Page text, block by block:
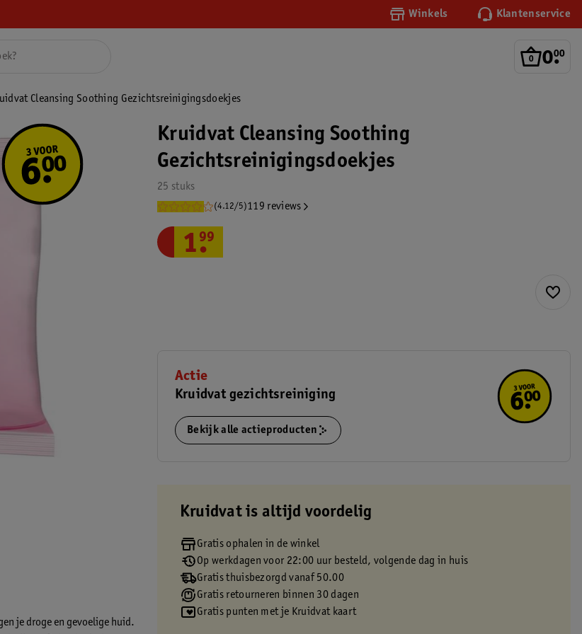
Winkels Klantenservice
0.
00
Cleansing Soothing Gezichtsreinigingsdoekjes
je droge en gevoelige huid.
Kruidvat Cleansing Soothing
Gezichtsreinigingsdoekjes
25 stuks
(4.12/5)119 reviews
1.
99
Actie
Kruidvat gezichtsreiniging
Bekijk alle actieproducten
Kruidvat is altijd voordelig
Gratis ophalen in de winkel
Op werkdagen voor 22:00 uur besteld, volgende dag in huis
Gratis thuisbezorgd vanaf 50.00
Gratis retourneren binnen 30 dagen
Gratis punten met je Kruidvat kaart